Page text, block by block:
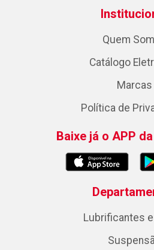
Quem
Catálogo
Marcas
Política de
Baixe já o APP
Lubrificantes